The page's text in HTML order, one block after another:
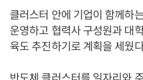
클러스터 안에 기업이 함께하
운영하고 협력사 구성원과 대
육도 추진하기로 계획을 세웠